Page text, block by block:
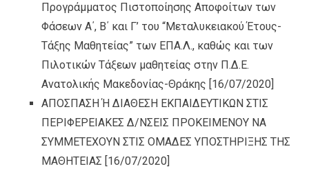
Προγράμματος Πιστοποίησης Αποφοίτων των
Φάσεων A΄, Β΄ και Γ’ του “Μεταλυκειακού Έτους-
Τάξης Μαθητείας” των ΕΠΑ.Λ., καθώς και των
Πιλοτικών Τάξεων μαθητείας στην Π.Δ.Ε.
Ανατολικής Μακεδονίας-Θράκης [16/07/2020]
ΑΠΟΣΠΑΣΗ Ή ΔΙΑΘΕΣΗ ΕΚΠΑΙΔΕΥΤΙΚΩΝ ΣΤΙΣ
ΠΕΡΙΦΕΡΕΙΑΚΕΣ Δ/ΝΣΕΙΣ ΠΡΟΚΕΙΜΕΝΟΥ ΝΑ
ΣΥΜΜΕΤΕΧΟΥΝ ΣΤΙΣ ΟΜΑΔΕΣ ΥΠΟΣΤΗΡΙΞΗΣ ΤΗΣ
ΜΑΘΗΤΕΙΑΣ [16/07/2020]